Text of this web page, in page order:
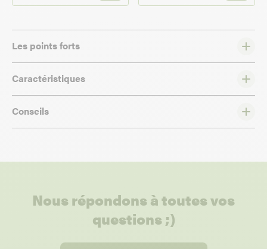
Les points forts
Caractéristiques
Conseils
Nous répondons à toutes vos
questions ;)